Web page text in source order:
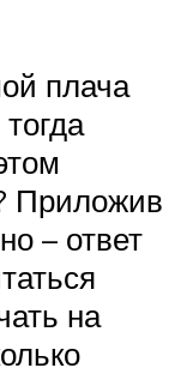
плача
Приложив
– ответ
на